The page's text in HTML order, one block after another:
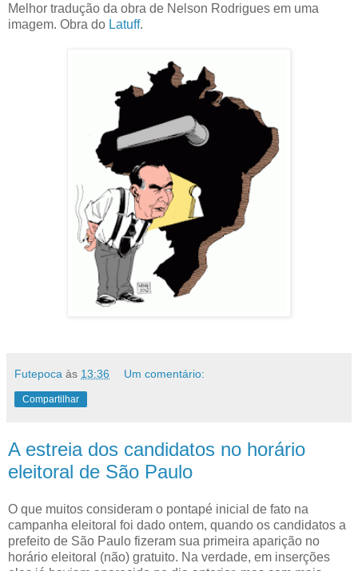
Melhor tradução da obra de Nelson Rodrigues em uma
imagem. Obra do Latuff.
Futepoca às 13:36 Um comentário:
Compartilhar
A estreia dos candidatos no horário
eleitoral de São Paulo
O que muitos consideram o pontapé inicial de fato na
campanha eleitoral foi dado ontem, quando os candidatos a
prefeito de São Paulo fizeram sua primeira aparição no
horário eleitoral (não) gratuito. Na verdade, em inserções